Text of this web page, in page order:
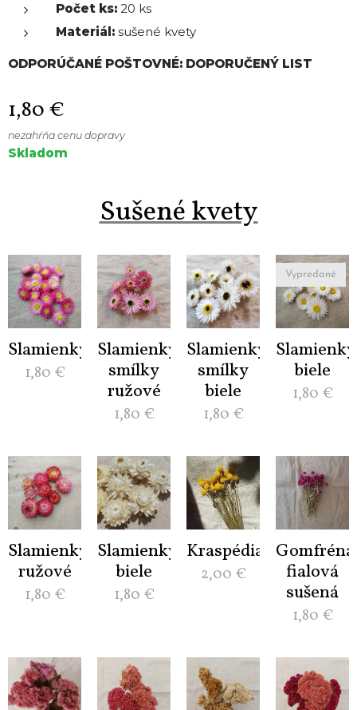
Počet ks: 20 ks
Materiál: sušené kvety
ODPORÚČANÉ POŠTOVNÉ: DOPORUČENÝ LIST
1,80€
nezahŕňa cenu dopravy
Skladom
Sušené kvety
Slamienky
1,80 €
Slamienky
smílky
ružové
1,80 €
Slamienky
smílky
biele
1,80 €
Slamienky
biele
Vypredané
1,80 €
Slamienky
ružové
1,80 €
Slamienky
biele
1,80 €
Kraspédia
2,00 €
Gomfréna
fialová
sušená
1,80 €